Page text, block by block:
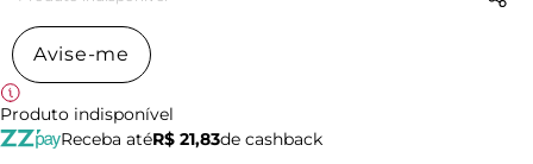
Avise-me
Produto indisponível
Receba atéR$ 21,83de cashback